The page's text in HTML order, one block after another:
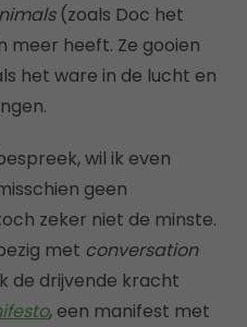
(zoals Doc het
meer heeft. Ze gooien
het ware in de lucht en
wil ik even
geen
zeker niet de minste.
met conversation
de drijvende kracht
, een manifest met